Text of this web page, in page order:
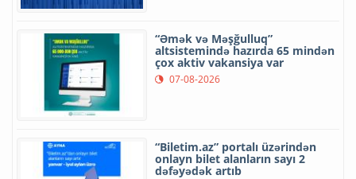
“Əmək və Məşğulluq”
altsistemində hazırda 65 mindən
çox aktiv vakansiya var
07-08-2026
“Biletim.az” portalı üzərindən
onlayn bilet alanların sayı 2
dəfəyədək artıb